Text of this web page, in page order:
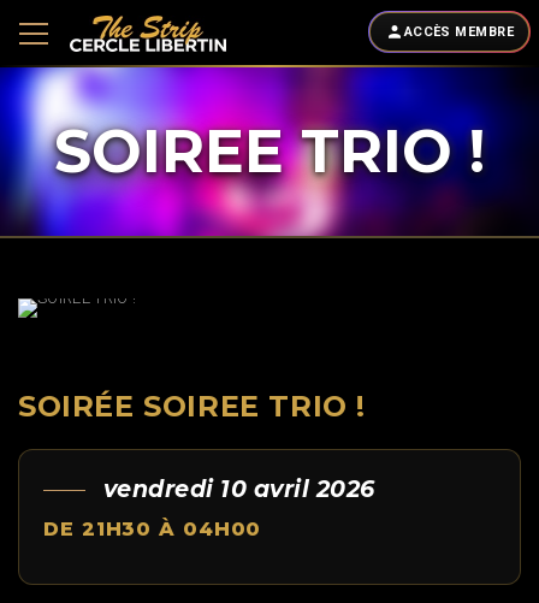
ACCÈS MEMBRE
SOIREE TRIO !
SOIRÉE SOIREE TRIO !
vendredi 10 avril 2026
DE 21H30 À 04H00